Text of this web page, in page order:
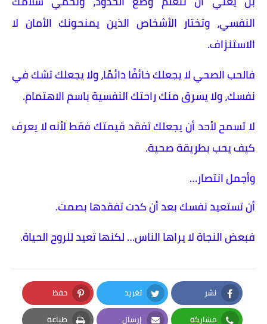
النفسي، وتختار الأشخاص الذين يمنحونك الأمان لا
الاستنزاف.
فالحب الصحي لا يجعلك خائفًا دائمًا، ولا يجعلك تشك في
نفسك، ولا يسرق منك راحتك النفسية باسم الاهتمام.
لا تسمح لأحد أن يجعلك تفقد قيمتك فقط لأنه لا يعرف
كيف يحب بطريقة صحية.
وأجمل انتصار…
أن تستعيد نفسك بعد أن كدت تفقدها بصمت.
فبعض النجاة لا يراها الناس… لكنها تعيد للروح الحياة.
نشر
Facebook
تغريد
Twitter
حفظ
Pinterest
مشاركة إرسال طباعة